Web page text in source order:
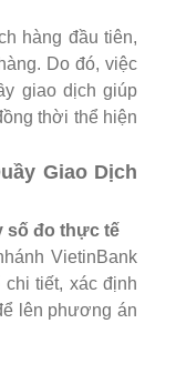
hàng đầu tiên,
Do đó, việc
giao dịch giúp
thời thể hiện
Giao Dịch
số đo thực tế
VietinBank
tiết, xác định
lên phương án